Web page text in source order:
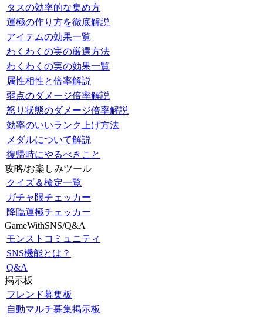
タスの効率的な集め方
運極の作り方を徹底解説
アイテムの効果一覧
わくわくの実の厳選方法
わくわくの実の効果一覧
属性相性と倍率解説
弱点のダメージ倍率解説
怒り状態のダメージ倍率解説
効率のいいランク上げ方法
メダルについて解説
復帰時にやるべきこと
攻略/お楽しみツール
クイズ＆検定一覧
ガチャ限チェッカー
降臨運極チェッカー
GameWithSNS/Q&A
モンストコミュニティ
SNS機能とは？
Q&A
掲示板
フレンド募集板
自動マルチ募集掲示板